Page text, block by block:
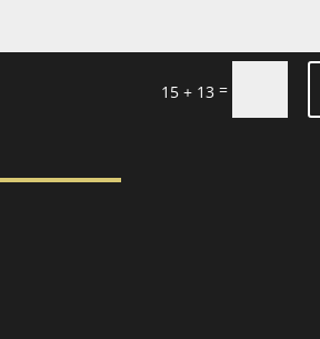
15 + 13 =